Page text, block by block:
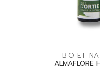
BIO ET
ALMAFLORE